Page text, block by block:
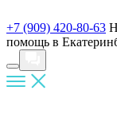
+7 (909) 420-80-63
помощь в